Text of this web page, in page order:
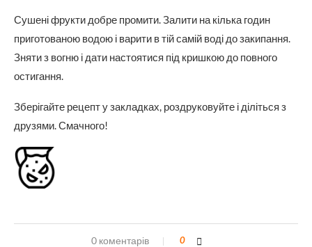
Сушені фрукти добре промити. Залити на кілька годин
приготованою водою і варити в тій самій воді до закипання.
Зняти з вогню і дати настоятися під кришкою до повного
остигання.
Зберігайте рецепт у закладках, роздруковуйте і діліться з
друзями. Смачного!
0 коментарів 0